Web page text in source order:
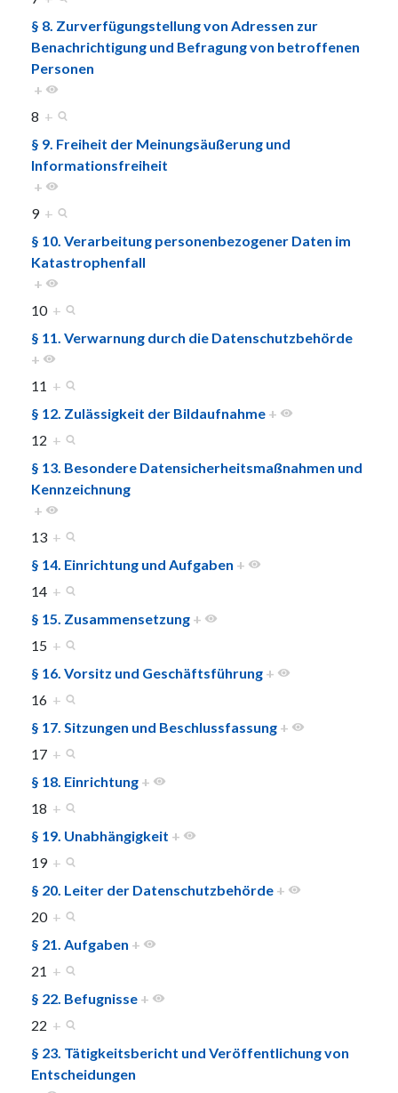
§ 8. Zurverfügungstellung von Adressen zur
Benachrichtigung und Befragung von betroffenen
Personen
+
8 +
§ 9. Freiheit der Meinungsäußerung und
Informationsfreiheit
+
9 +
§ 10. Verarbeitung personenbezogener Daten im
Katastrophenfall
+
10 +
§ 11. Verwarnung durch die Datenschutzbehörde
+
11 +
§ 12. Zulässigkeit der Bildaufnahme +
12 +
§ 13. Besondere Datensicherheitsmaßnahmen und
Kennzeichnung
+
13 +
§ 14. Einrichtung und Aufgaben +
14 +
§ 15. Zusammensetzung +
15 +
§ 16. Vorsitz und Geschäftsführung +
16 +
§ 17. Sitzungen und Beschlussfassung +
17 +
§ 18. Einrichtung +
18 +
§ 19. Unabhängigkeit +
19 +
§ 20. Leiter der Datenschutzbehörde +
20 +
§ 21. Aufgaben +
21 +
§ 22. Befugnisse +
22 +
§ 23. Tätigkeitsbericht und Veröffentlichung von
Entscheidungen